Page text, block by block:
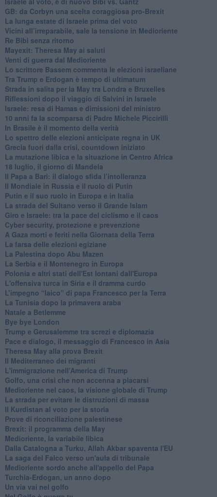
GB: da Corbyn una scelta coraggiosa pro-Brexit
La lunga estate di Israele prima del voto
Vicini all’irreparabile, sale la tensione in Medioriente
Re Bibi senza ritorno
Mayexit: Theresa May ai saluti
Venti di guerra dal Medioriente
Lo scrittore Bassem commenta le elezioni israeliane
Tra Trump e Erdogan è tempo di ultimatum
Strada in salita per la May tra Londra e Bruxelles
Riflessioni dopo il viaggio di Salvini in Israele
Israele: resa di Hamas e dimissioni del ministro
10 anni fa la scomparsa di Padre Michele Piccirilli
In Brasile è il momento della verità
Lo spettro delle elezioni anticipate regna in UK
Grecia fuori dalla crisi, countdown iniziato
La mutazione libica e la situazione in Centro Africa
18 luglio, il giorno di Mandela
Il Papa a Bari: il dialogo sfida l’intolleranza
Il Mondiale in Russia e il ruolo di Putin
Putin e il suo ruolo in Europa e in Italia
La strada del Sultano verso il Grande Islam
Giro e Israele: tra la pace del ciclismo e il caos
Cyber security, protezione e prevenzione
A Gaza morti e feriti nella Giornata della Terra
La farsa delle elezioni egiziane
La Palestina dopo Abu Mazen
La Serbia e il Montenegro in Europa
Polonia e altri stati dell'Est lontani dall'Europa
L'offensiva turca in Siria e il dramma curdo
L’impegno “laico” di papa Francesco per la Terra
La Tunisia dopo la primavera araba
Natale a Betlemme
Bye bye London
Trump e Gerusalemme tra screzi e diplomazia
Pace e dialogo, il messaggio di Francesco in Asia
Theresa May alla prova Brexit
Il Mediterraneo dei migranti
L'immigrazione nell'America di Trump
Golfo, una crisi che non accenna a placarsi
Medioriente nel caos, la visione globale di Trump
La strada per evitare le distruzioni di massa
Il Kurdistan al voto per la storia
Prove di riconciliazione palestinese
Brexit: il programma della May
Medioriente, la variabile libica
Dalla Catalogna a Turku, Allah Akbar spaventa l'EU
La saga del Falco verso un'aula di tribunale
Medioriente sordo anche all'appello del Papa
Turchia-Erdogan, un anno dopo
Un via vai nel golfo